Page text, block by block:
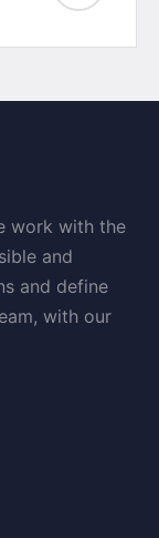
work with the
and
and define
with our